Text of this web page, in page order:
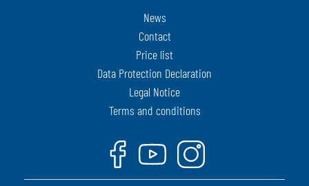
News
Contact
Price list
Data Protection Declaration
Legal Notice
Terms and conditions